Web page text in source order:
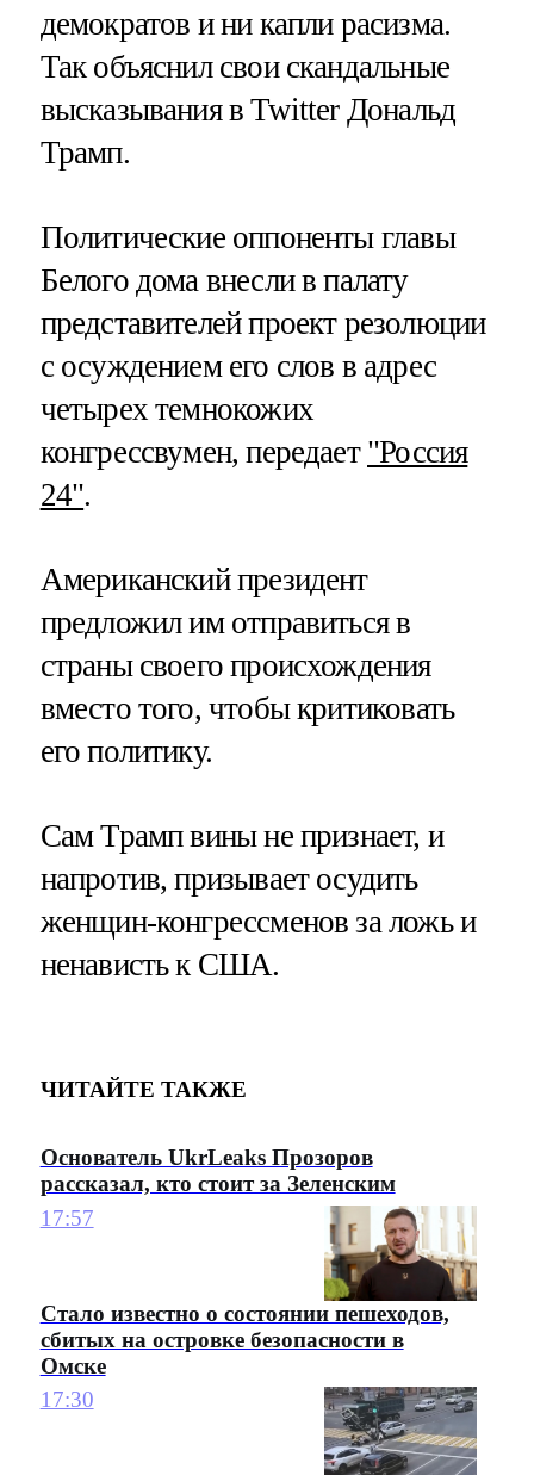
демократов и ни капли расизма.
Так объяснил свои скандальные
высказывания в Twitter Дональд
Трамп.
Политические оппоненты главы
Белого дома внесли в палату
представителей проект резолюции
с осуждением его слов в адрес
четырех темнокожих
конгрессвумен, передает "Россия
24".
Американский президент
предложил им отправиться в
страны своего происхождения
вместо того, чтобы критиковать
его политику.
Сам Трамп вины не признает, и
напротив, призывает осудить
женщин-конгрессменов за ложь и
ненависть к США.
ЧИТАЙТЕ ТАКЖЕ
Основатель UkrLeaks Прозоров
рассказал, кто стоит за Зеленским
17:57
Стало известно о состоянии пешеходов,
сбитых на островке безопасности в
Омске
17:30